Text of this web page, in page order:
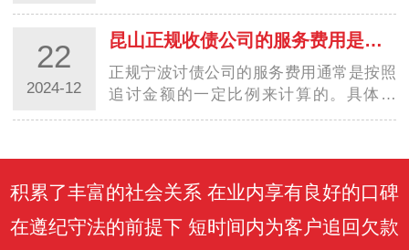
款。在选择收费方式时，台州讨债公司需
要考虑多种因素，以确保能够满足客户的
需求并获得合理的收益。以下是一些常见
的收费方…
22
2024-12
昆山正规收债公司的服务费用是如何计算的？
正规宁波讨债公司的服务费用通常是按照
追讨金额的一定比例来计算的。具体来
说，服务费用通常由以下几个方面组成：
主要费用，通常是按照追讨金额的固定比
例来计算…
积累了丰富的社会关系 在业内享有良好的口碑
在遵纪守法的前提下 短时间内为客户追回欠款